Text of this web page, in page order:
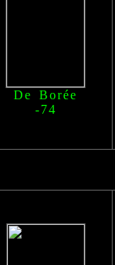
De Borée
-74